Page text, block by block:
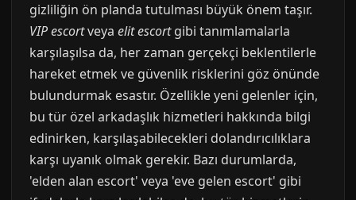
gizliliğin ön planda tutulması büyük önem taşır.
VIP escortveya elit escortgibi tanımlamalarla
karşılaşılsa da, her zaman gerçekçi beklentilerle
hareket etmek ve güvenlik risklerini göz önünde
bulundurmak esastır. Özellikle yeni gelenler için,
bu tür özel arkadaşlık hizmetleri hakkında bilgi
edinirken, karşılaşabilecekleri dolandırıcılıklara
karşı uyanık olmak gerekir. Bazı durumlarda,
'elden alan escort' veya 'eve gelen escort' gibi